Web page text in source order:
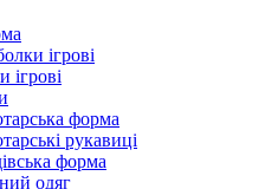
ігрові
ігрові
форма
рукавиці
форма
одяг